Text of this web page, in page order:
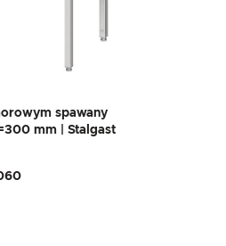
spawany
mm | Stalgast